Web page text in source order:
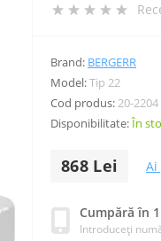
Brand: BERGERR
Model:Tip 22
Cod produs:20-2204
Disponibilitate:În
868 Lei Ai
Cumpără în
Introduceți